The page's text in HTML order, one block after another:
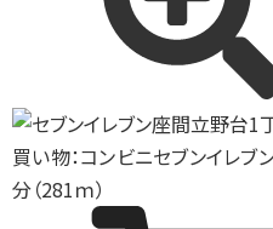
買い物：コンビニセブンイレ
分（281ｍ）